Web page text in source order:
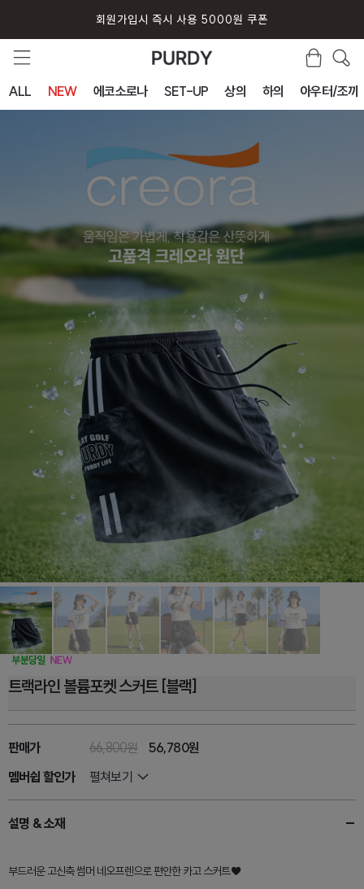
퍼디 앱 설치시 10% 할인 쿠폰
ALL NEW 에코소로나 SET-UP 상의 하의 아우터/조끼
트랙라인 볼륨포켓 스커트 [블랙]
판매가 66,800원 56,780원
멤버쉽 할인가
펼쳐보기
설명 & 소재
부드러운 고신축 썸머 네오프렌으로 편안한 카고 스커트♥